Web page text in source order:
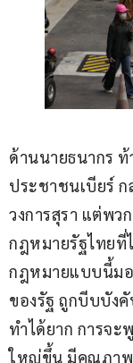
ด้านนายธนากร
ประชาชนเบียร์ ก
วงการสุรา แต่พว
กฎหมายรัฐไทยที่
กฎหมายแบบนี้มอ
ของรัฐ ถูกบีบบัง
ทำได้ยาก การจ
ใหญ่ขึ้น มีคุณภาพ